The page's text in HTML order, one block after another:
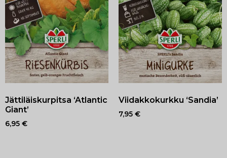
Jättiläiskurpitsa ‘Atlantic
Giant’
6,95 €
Viidakkokurkku ‘Sandia’
7,95 €